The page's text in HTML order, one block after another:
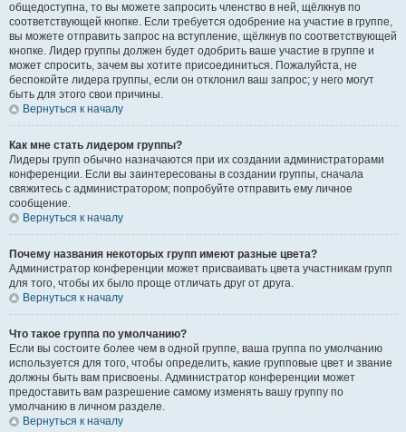
общедоступна, то вы можете запросить членство в ней, щёлкнув по
соответствующей кнопке. Если требуется одобрение на участие в группе,
вы можете отправить запрос на вступление, щёлкнув по соответствующей
кнопке. Лидер группы должен будет одобрить ваше участие в группе и
может спросить, зачем вы хотите присоединиться. Пожалуйста, не
беспокойте лидера группы, если он отклонил ваш запрос; у него могут
быть для этого свои причины.
Вернуться к началу
Как мне стать лидером группы?
Лидеры групп обычно назначаются при их создании администраторами
конференции. Если вы заинтересованы в создании группы, сначала
свяжитесь с администратором; попробуйте отправить ему личное
сообщение.
Вернуться к началу
Почему названия некоторых групп имеют разные цвета?
Администратор конференции может присваивать цвета участникам групп
для того, чтобы их было проще отличать друг от друга.
Вернуться к началу
Что такое группа по умолчанию?
Если вы состоите более чем в одной группе, ваша группа по умолчанию
используется для того, чтобы определить, какие групповые цвет и звание
должны быть вам присвоены. Администратор конференции может
предоставить вам разрешение самому изменять вашу группу по
умолчанию в личном разделе.
Вернуться к началу